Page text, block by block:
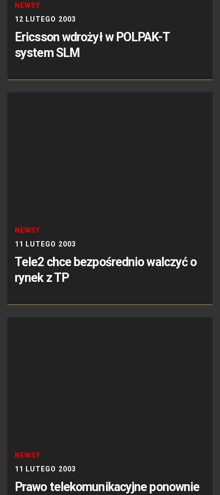
NEWSY
12 LUTEGO 2003
Ericsson wdrożył w POLPAK-T
system SLM
NEWSY
11 LUTEGO 2003
Tele2 chce bezpośrednio walczyć o
rynek z TP
NEWSY
11 LUTEGO 2003
Prawo telekomunikacyjne ponownie